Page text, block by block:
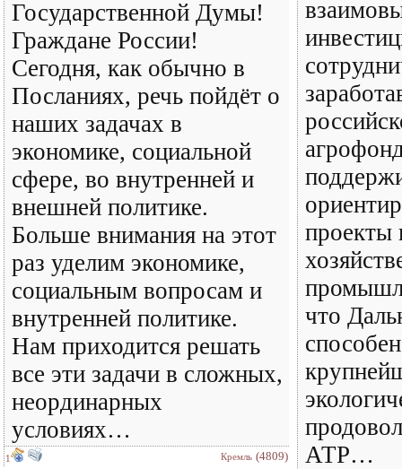
Государственной Думы!
Граждане России!
Сегодня, как обычно в
Посланиях, речь пойдёт о
наших задачах в
экономике, социальной
сфере, во внутренней и
внешней политике.
Больше внимания на этот
раз уделим экономике,
социальным вопросам и
внутренней политике.
Нам приходится решать
все эти задачи в сложных,
неординарных
условиях…
1 Кремль (4809)
проекты
что
АТР…